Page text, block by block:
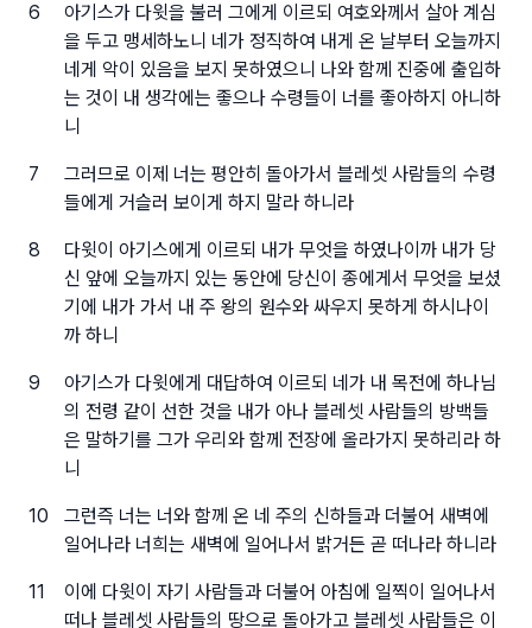
6
아기스가 다윗을 불러 그에게 이르되 여호와께서 살아 계심
을 두고 맹세하노니 네가 정직하여 내게 온 날부터 오늘까지
네게 악이 있음을 보지 못하였으니 나와 함께 진중에 출입하
는 것이 내 생각에는 좋으나 수령들이 너를 좋아하지 아니하
니
7
그러므로 이제 너는 평안히 돌아가서 블레셋 사람들의 수령
들에게 거슬러 보이게 하지 말라 하니라
8
다윗이 아기스에게 이르되 내가 무엇을 하였나이까 내가 당
신 앞에 오늘까지 있는 동안에 당신이 종에게서 무엇을 보셨
기에 내가 가서 내 주 왕의 원수와 싸우지 못하게 하시나이
까 하니
9
아기스가 다윗에게 대답하여 이르되 네가 내 목전에 하나님
의 전령 같이 선한 것을 내가 아나 블레셋 사람들의 방백들
은 말하기를 그가 우리와 함께 전장에 올라가지 못하리라 하
니
10
그런즉 너는 너와 함께 온 네 주의 신하들과 더불어 새벽에
일어나라 너희는 새벽에 일어나서 밝거든 곧 떠나라 하니라
11
이에 다윗이 자기 사람들과 더불어 아침에 일찍이 일어나서
떠나 블레셋 사람들의 땅으로 돌아가고 블레셋 사람들은 이